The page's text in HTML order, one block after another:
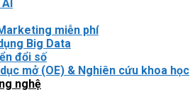
miễn phí
Big Data
đổi số
mở (OE) & Nghiên cứu khoa học
nghệ